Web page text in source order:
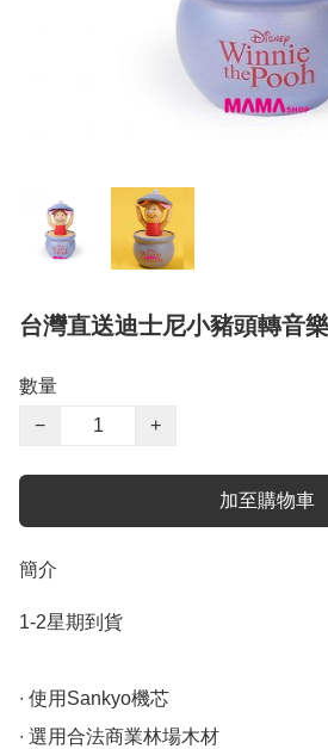
台灣直送迪士尼小豬頭轉音
數量
−
+
加至購物車
簡介
1-2星期到貨
∙ 使用Sankyo機芯
∙ 選用合法商業林場木材